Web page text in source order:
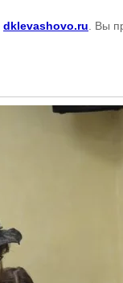
dklevashovo.ru . Вы